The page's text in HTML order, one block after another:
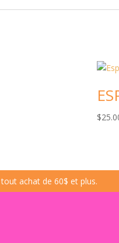
$
de 60$ et plus.